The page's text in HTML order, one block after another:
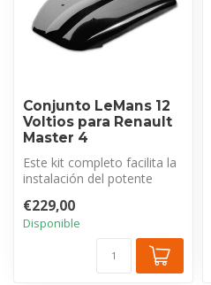
Conjunto LeMans 12
Voltios para Renault
Master 4
Este kit completo facilita la
instalación del potente
€229,00
Disponible